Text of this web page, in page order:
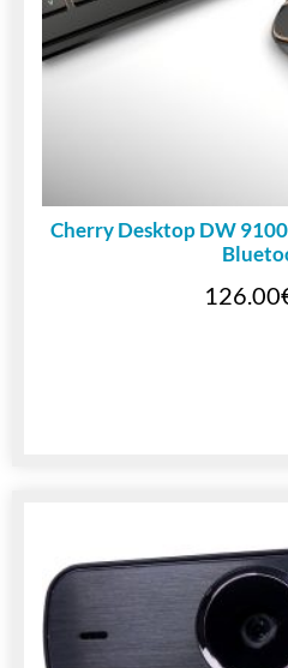
Cherry Desktop DW 9100
126.00